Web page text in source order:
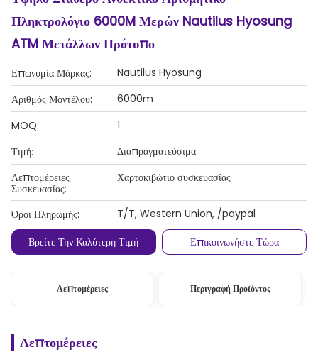
Πληκτρολόγιο 6000M Μερών Nautilus Hyosung
ATM Μετάλλων Πρότυπο
Επωνυμία Μάρκας:
Nautilus Hyosung
Αριθμός Μοντέλου:
6000m
MOQ:
1
Τιμή:
Διαπραγματεύσιμα
Λεπτομέρειες
Συσκευασίας:
Χαρτοκιβώτιο συσκευασίας
Όροι Πληρωμής:
T/T, Western Union, /paypal
Βρείτε Την Καλύτερη Τιμή
Επικοινωνήστε Τώρα
Λεπτομέρειες Περιγραφή Προϊόντος
Λεπτομέρειες